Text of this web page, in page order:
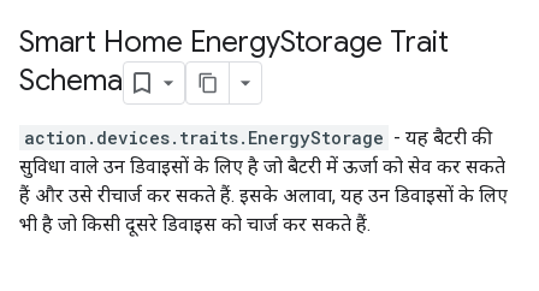
Smart Home EnergyStorage Trait
Schema
action.devices.traits.EnergyStorage - यह बैटरी की
सुविधा वाले उन डिवाइसों के लिए है जो बैटरी में ऊर्जा को सेव कर सकते
हैं और उसे रीचार्ज कर सकते हैं. इसके अलावा, यह उन डिवाइसों के लिए
भी है जो किसी दूसरे डिवाइस को चार्ज कर सकते हैं.